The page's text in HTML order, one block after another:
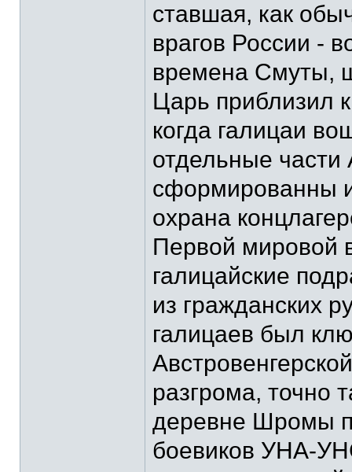
ставшая, как
врагов России -
времена Смуты,
Царь приблизил
когда галицаи
отдельные части
сформированны
охрана
Первой мировой
галицайские
из гражданских
галицаев был
разгрома, точно
деревне Шромы
боевиков УНА-